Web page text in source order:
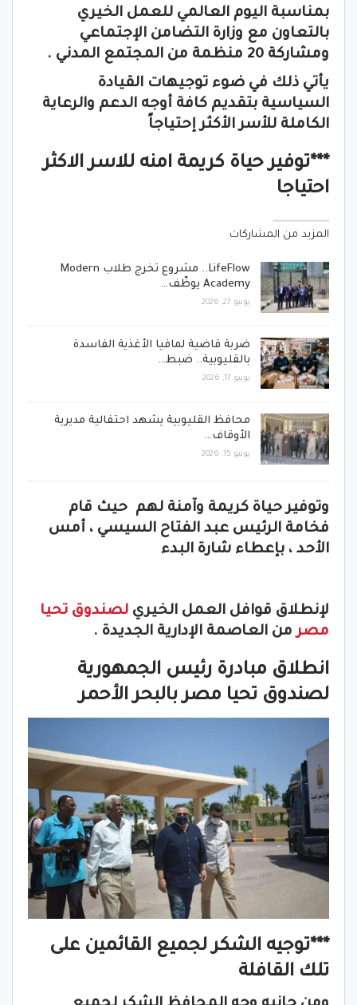
بمناسبة اليوم العالمي للعمل الخيري
بالتعاون مع وزارة التضامن الإجتماعي
ومشاركة 20 منظمة من المجتمع المدني .
يأتي ذلك في ضوء توجيهات القيادة
السياسية بتقديم كافة أوجه الدعم والرعاية
الكاملة للأسر الأكثر إحتياجاً
***توفير حياة كريمة امنه للاسر الاكثر
احتياجا
المزيد من المشاركات
LifeFlow.. مشروع تخرج طلاب Modern
Academy يوظّف…
يونيو 27, 2026
ضربة قاضية لمافيا الأغذية الفاسدة
بالقليوبية.. ضبط…
يونيو 17, 2026
محافظ القليوبية يشهد احتفالية مديرية
الأوقاف…
يونيو 15, 2026
وتوفير حياة كريمة وآمنة لهم حيث قام
فخامة الرئيس عبد الفتاح السيسي ، أمس
الأحد ، بإعطاء شارة البدء
لإنطلاق قوافل العمل الخيري لصندوق تحيا
مصرمن العاصمة الإدارية الجديدة .
انطلاق مبادرة رئيس الجمهورية
لصندوق تحيا مصر بالبحر الأحمر
***توجيه الشكر لجميع القائمين على
تلك القافلة